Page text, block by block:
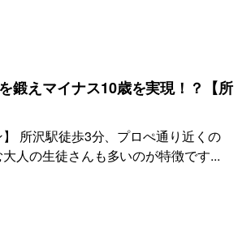
鍛えマイナス10歳を実現！？【所
所沢駅徒歩3分、プロぺ通り近くの
人の生徒さんも多いのが特徴です...